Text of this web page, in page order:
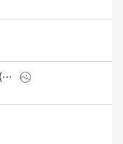
도요타 GR Yaris Aero Performance (2026)